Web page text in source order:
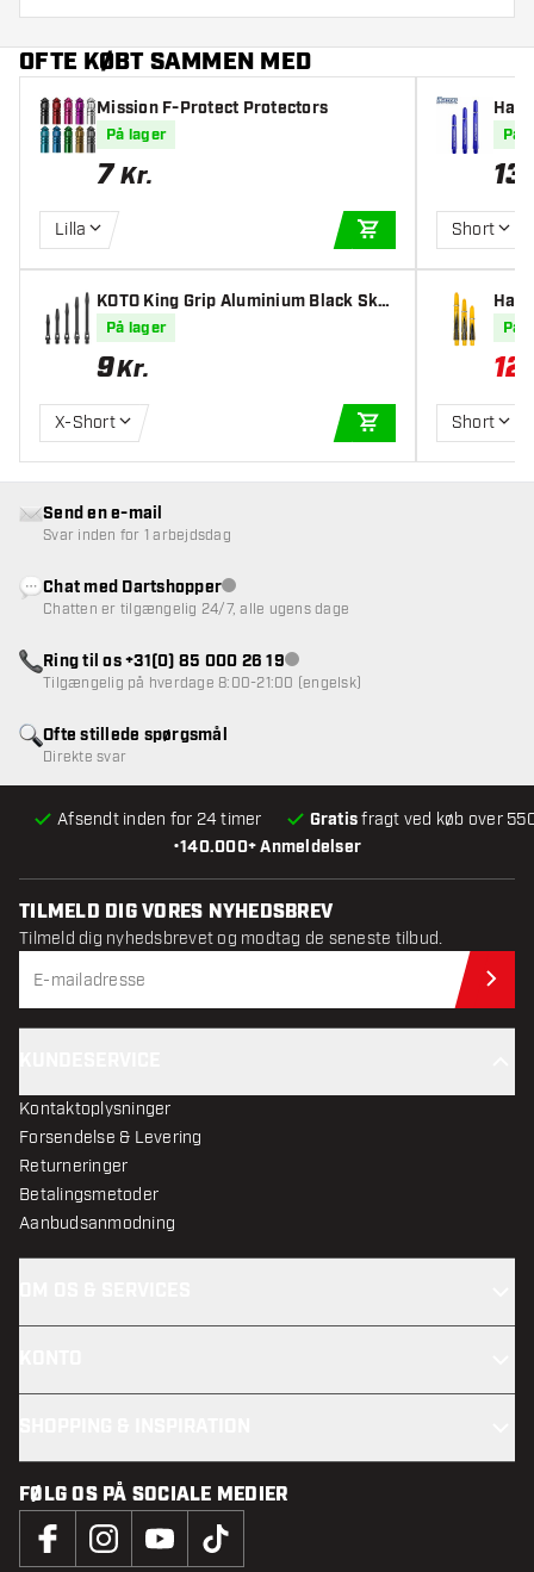
OFTE KØBT SAMMEN MED
Mission F-Protect Protectors
På lager
7 Kr.
Lilla
TILFØJ TIL KURV
KOTO King Grip Aluminium Black Skaf
ter
På lager
9Kr.
X-Short
TILFØJ TIL KURV
På
13
Short
fter
På
12
Short
•140.000+ Anmeldelser
Afsendt inden for 24 timer Gratisfragt ved køb over
Ofte stillede spørgsmål
Direkte svar
Send en e-mail
Svar inden for 1 arbejdsdag
Chat med DartshopperKundeservice ikke tilgængelig
Chatten er tilgængelig 24/7, alle ugens dage
Ring til os +31(0) 85 000 26 19Kundeservice ikke tilgængelig
Tilgængelig på hverdage 8:00-21:00 (engelsk)
TILMELD DIG VORES NYHEDSBREV
Tilmeld dig nyhedsbrevet og modtag de seneste tilbud.
Kontaktoplysninger
Forsendelse & Levering
Returneringer
Betalingsmetoder
Aanbudsanmodning
FØLG OS PÅ SOCIALE MEDIER